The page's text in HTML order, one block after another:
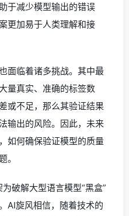
于减少模型输出的错误
更加易于人类理解和接
面临着诸多挑战。其中最
量真实、准确的标签数
或不足，那么其验证结果
输出的风险。因此，未来
如何确保验证模型的质量
。
破解大型语言模型“黑盒”
AI旋风相信，随着技术的